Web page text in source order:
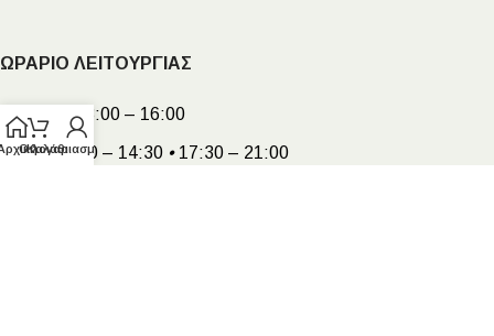
ΩΡΑΡΙΟ ΛΕΙΤΟΥΡΓΙΑΣ
Δευτέρα:08:00 – 16:00
Τρίτη:08:00 – 14:30 •17:30 – 21:00
Καλάθι
Ο λογαριασμός μου